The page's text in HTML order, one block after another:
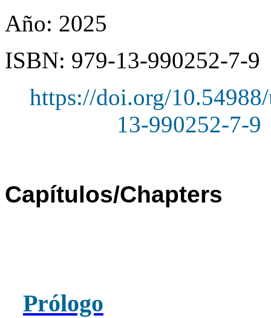
Año: 2025
ISBN: 979-13-990252-7-9
https://doi.org/
13-990252-7-9
Capítulos/Chapters
Prólogo